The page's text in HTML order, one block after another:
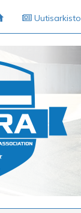
Uutisarkisto